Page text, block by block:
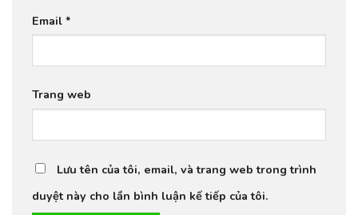
Email *
Trang web
Lưu tên của tôi, email, và trang web trong trình
duyệt này cho lần bình luận kế tiếp của tôi.